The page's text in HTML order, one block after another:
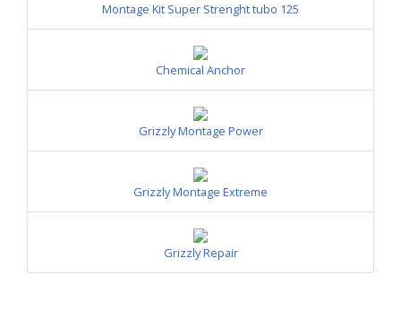
Montage Kit Super Strenght tubo 125
Chemical Anchor
Grizzly Montage Power
Grizzly Montage Extreme
Grizzly Repair